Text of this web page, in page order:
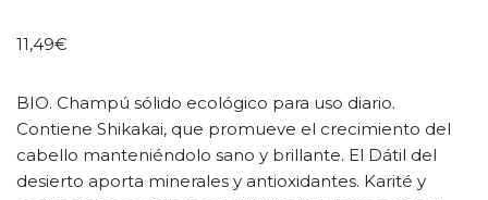
11,49€
BIO. Champú sólido ecológico para uso diario.
Contiene Shikakai, que promueve el crecimiento del
cabello manteniéndolo sano y brillante. El Dátil del
desierto aporta minerales y antioxidantes. Karité y